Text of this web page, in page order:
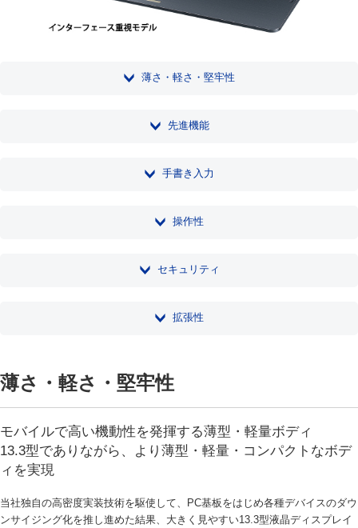
薄さ・軽さ・堅牢性
先進機能
手書き入力
操作性
セキュリティ
拡張性
薄さ・軽さ・堅牢性
モバイルで高い機動性を発揮する薄型・軽量ボディ
13.3型でありながら、より薄型・軽量・コンパクトなボデ
ィを実現
当社独自の高密度実装技術を駆使して、PC基板をはじめ各種デバイスのダウ
ンサイジング化を推し進めた結果、大きく見やすい13.3型液晶ディスプレイ